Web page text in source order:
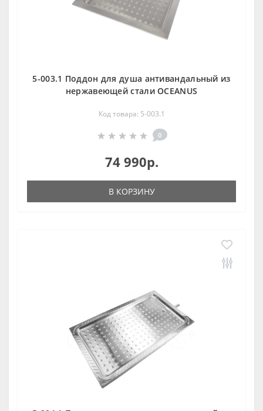
5-003.1 Поддон для душа антивандальный из
нержавеющей стали OCEANUS
Код товара: 5-003.1
0
74 990р.
В КОРЗИНУ